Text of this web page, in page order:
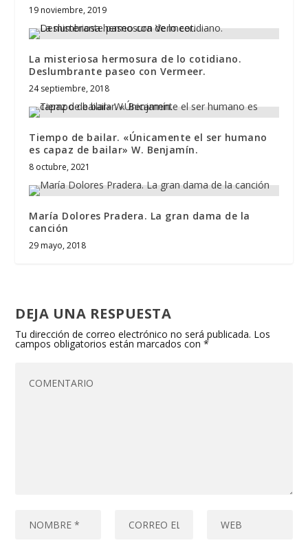
19 noviembre, 2019
La misteriosa hermosura de lo cotidiano.
Deslumbrante paseo con Vermeer.
24 septiembre, 2018
Tiempo de bailar. «Únicamente el ser humano
es capaz de bailar» W. Benjamín.
8 octubre, 2021
María Dolores Pradera. La gran dama de la
canción
29 mayo, 2018
DEJA UNA RESPUESTA
Tu dirección de correo electrónico no será publicada. Los
campos obligatorios están marcados con*